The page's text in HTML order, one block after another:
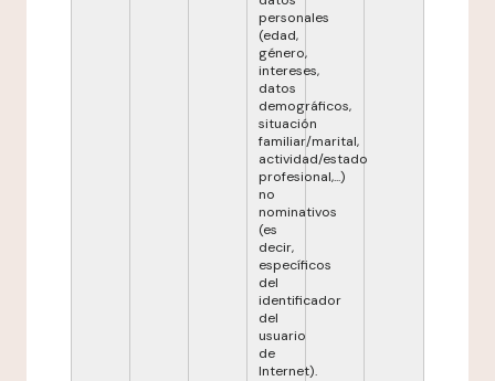
personales
(edad,
género,
intereses,
datos
demográficos,
situación
familiar/marital,
actividad/estado
profesional,...)
no
nominativos
(es
decir,
específicos
del
identificador
del
usuario
de
Internet).